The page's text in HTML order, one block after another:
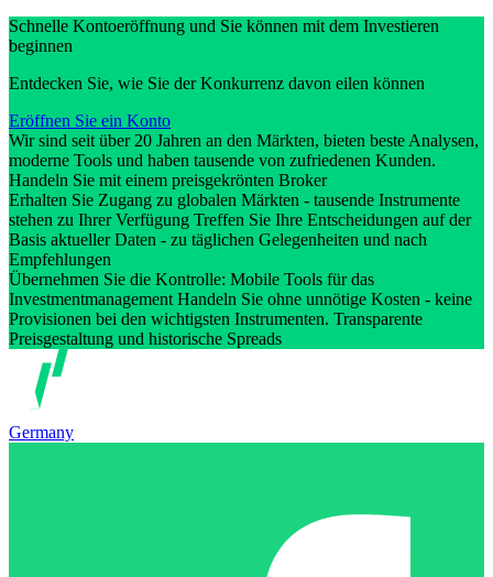
Schnelle Kontoeröffnung und Sie können mit dem Investieren
beginnen
Entdecken Sie, wie Sie der Konkurrenz davon eilen können
Eröffnen Sie ein Konto
Wir sind seit über 20 Jahren an den Märkten, bieten beste Analysen,
moderne Tools und haben tausende von zufriedenen Kunden.
Handeln Sie mit einem preisgekrönten Broker
Erhalten Sie Zugang zu globalen Märkten - tausende Instrumente
stehen zu Ihrer Verfügung Treffen Sie Ihre Entscheidungen auf der
Basis aktueller Daten - zu täglichen Gelegenheiten und nach
Empfehlungen
Übernehmen Sie die Kontrolle: Mobile Tools für das
Investmentmanagement Handeln Sie ohne unnötige Kosten - keine
Provisionen bei den wichtigsten Instrumenten. Transparente
Preisgestaltung und historische Spreads
Germany